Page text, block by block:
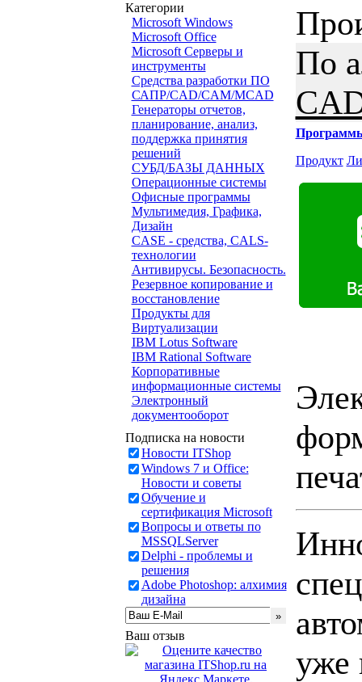
Категории
Microsoft Windows
Microsoft Office
Microsoft Серверы и
инструменты
Средства разработки ПО
САПР/CAD/CAM/MCAD
Генераторы отчетов,
планирование, анализ,
поддержка принятия
решений
СУБД/БАЗЫ ДАННЫХ
Операционные системы
Офисные программы
Мультимедия, Графика,
Дизайн
CASE - средства, CALS-
технологии
Антивирусы. Безопасность.
Резервное копирование и
восстановление
Продукты для
Виртуализации
IBM Lotus Software
IBM Rational Software
Корпоративные
информационные системы
Электронный
документооборот
Подписка на новости
Новости ITShop
Windows 7 и Office:
Новости и советы
Обучение и
сертификация Microsoft
Вопросы и ответы по
MSSQLServer
Delphi - проблемы и
решения
Adobe Photoshop: алхимия
дизайна
Ваш отзыв
По
Продукт
уже